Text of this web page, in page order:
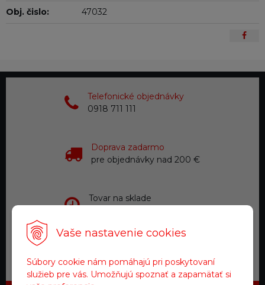
Vaše nastavenie cookies
Súbory cookie nám pomáhajú pri poskytovaní
služieb pre vás. Umožňujú spoznať a zapamätať si
Obj. čislo: 47032
Telefonické objednávky
0918 711 111
Doprava zadarmo
pre objednávky nad 200 €
Tovar na sklade
a starostlivosť